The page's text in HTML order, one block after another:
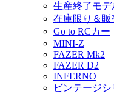
生産終了モ
在庫限り＆
Go to RCカー
MINI-Z
FAZER Mk2
FAZER D2
INFERNO
ビンテージ